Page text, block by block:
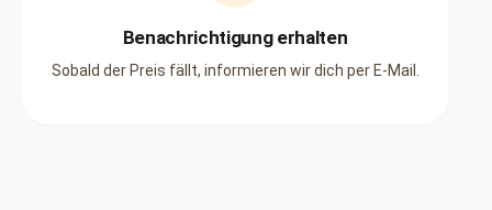
Benachrichtigung erhalten
Sobald der Preis fällt, informieren wir dich per E-Mail.